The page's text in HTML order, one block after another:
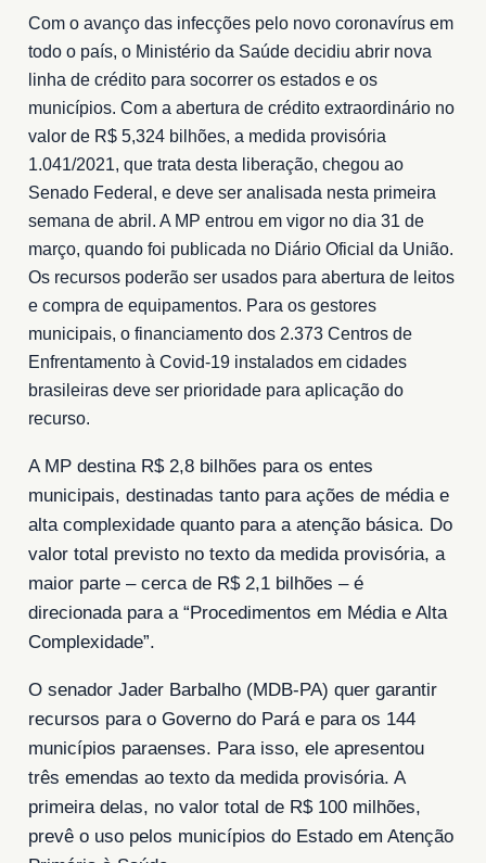
Com o avanço das infecções pelo novo coronavírus em
todo o país, o Ministério da Saúde decidiu abrir nova
linha de crédito para socorrer os estados e os
municípios. Com a abertura de crédito extraordinário no
valor de R$ 5,324 bilhões, a medida provisória
1.041/2021, que trata desta liberação, chegou ao
Senado Federal, e deve ser analisada nesta primeira
semana de abril. A MP entrou em vigor no dia 31 de
março, quando foi publicada no Diário Oficial da União.
Os recursos poderão ser usados para abertura de leitos
e compra de equipamentos. Para os gestores
municipais, o financiamento dos 2.373 Centros de
Enfrentamento à Covid-19 instalados em cidades
brasileiras deve ser prioridade para aplicação do
recurso.
A MP destina R$ 2,8 bilhões para os entes
municipais, destinadas tanto para ações de média e
alta complexidade quanto para a atenção básica. Do
valor total previsto no texto da medida provisória, a
maior parte – cerca de R$ 2,1 bilhões – é
direcionada para a “Procedimentos em Média e Alta
Complexidade”.
O senador Jader Barbalho (MDB-PA) quer garantir
recursos para o Governo do Pará e para os 144
municípios paraenses. Para isso, ele apresentou
três emendas ao texto da medida provisória. A
primeira delas, no valor total de R$ 100 milhões,
prevê o uso pelos municípios do Estado em Atenção